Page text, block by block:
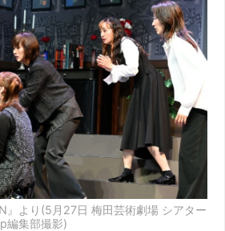
』より(5月27日 梅田芸術劇場 シアター
編集部撮影)